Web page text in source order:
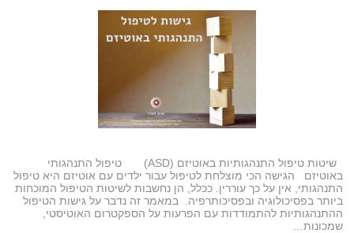
שיטות טיפול התנהגותיות באוטיזם (ASD) טיפול התנהגותי
באוטיזם הגישה הכי מוצלחת לטיפול עבור ילדים עם אוטיזם היא טיפול
התנהגותי, אין על כך עוררין. ככלל, הן נחשבות לשיטות הטיפול המוכחות
ביותר בפסיכולוגיה ובפסיכותרפיה. במאמר זה נדבר על גישות הטיפול
ההתנהגותיות להתמודדות עם הפרעות על הספקטרום האוטיסטי,
שמכונות…